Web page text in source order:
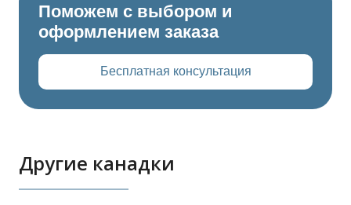
Поможем с выбором и
оформлением заказа
Бесплатная консультация
Другие канадки